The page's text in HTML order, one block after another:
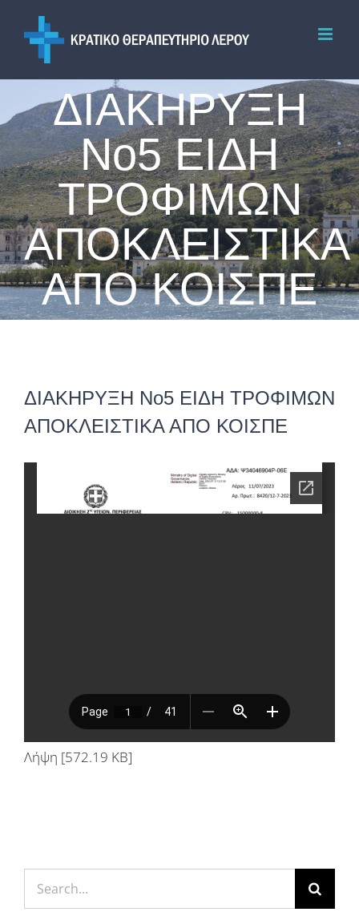
content
ΔΙΑΚΗΡΥΞΗ
Νο5 ΕΙΔΗ
ΤΡΟΦΙΜΩΝ
ΑΠΟΚΛΕΙΣΤΙΚΑ
ΑΠΟ ΚΟΙΣΠΕ
ΔΙΑΚΗΡΥΞΗ Νο5 ΕΙΔΗ ΤΡΟΦΙΜΩΝ
ΑΠΟΚΛΕΙΣΤΙΚΑ ΑΠΟ ΚΟΙΣΠΕ
Λήψη [572.19 KB]
Search
for: